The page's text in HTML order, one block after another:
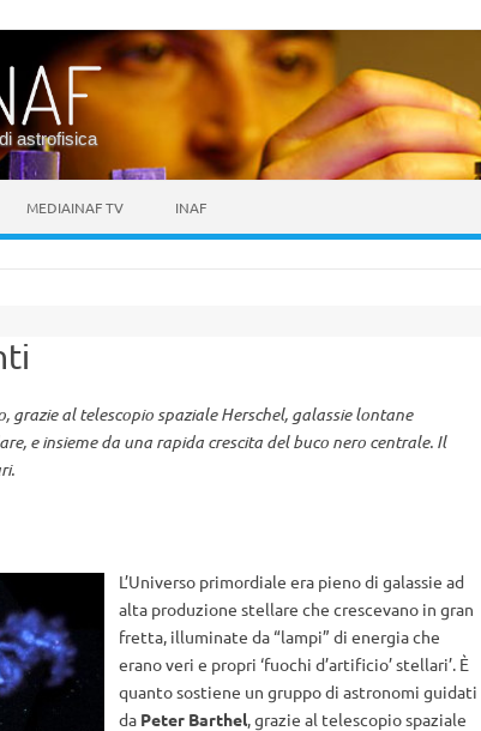
astrofisica
MEDIAINAF TV INAF
grazie al telescopio spaziale Herschel, galassie lontane
e insieme da una rapida crescita del buco nero centrale. Il
L’Universo primordiale era pieno di galassie ad
alta produzione stellare che crescevano in gran
fretta, illuminate da “lampi” di energia che
erano veri e propri ‘fuochi d’artificio’ stellari’. È
quanto sostiene un gruppo di astronomi guidati
da Peter Barthel, grazie al telescopio spaziale